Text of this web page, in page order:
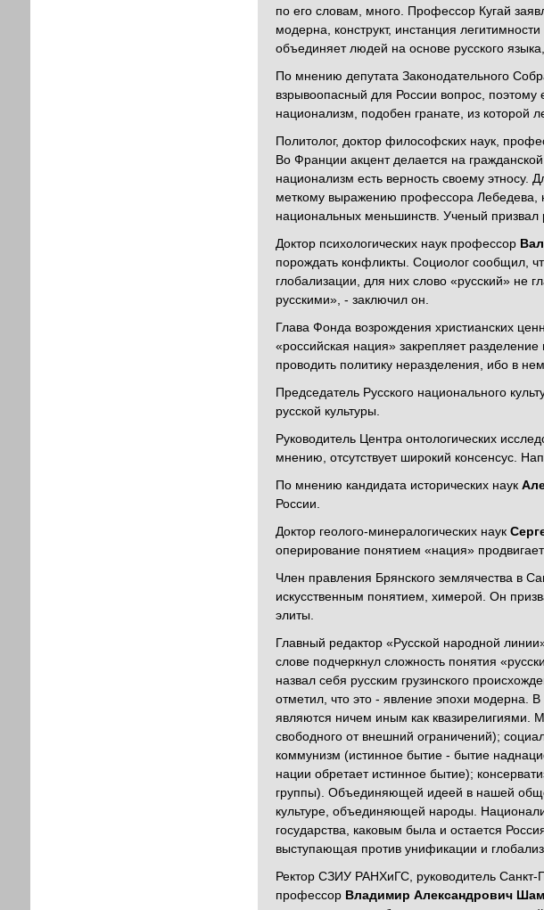
по его словам, много. Профессор Кугай
модерна, конструкт, инстанция
объединяет людей на основе русского
По мнению депутата Законодательного
взрывоопасный для России вопрос, поэтому
национализм, подобен гранате, из которой
Политолог, доктор философских наук,
Во Франции акцент делается на
национализм есть верность своему этносу.
меткому выражению профессора Лебедева,
национальных меньшинств. Ученый призвал
Доктор психологических наук профессор
порождать конфликты. Социолог сообщил,
глобализации, для них слово «русский» не
русскими», - заключил он.
Глава Фонда возрождения христианских
«российская нация» закрепляет
проводить политику неразделения, ибо в
Председатель Русского национального
русской культуры.
Руководитель Центра онтологических
мнению, отсутствует широкий консенсус.
По мнению кандидата исторических наук
России.
Доктор геолого-минералогических наук
оперирование понятием «нация»
Член правления Брянского землячества в
искусственным понятием, химерой. Он
элиты.
Главный редактор «Русской народной
слове подчеркнул сложность понятия
назвал себя русским грузинского
отметил, что это - явление эпохи модерна.
являются ничем иным как квазирелигиями.
свободного от внешний ограничений);
коммунизм (истинное бытие - бытие
нации обретает истинное бытие);
группы). Объединяющей идеей в нашей
культуре, объединяющей народы.
государства, каковым была и остается
выступающая против унификации и
Ректор СЗИУ РАНХиГС, руководитель Санкт-
профессор Владимир Александрович